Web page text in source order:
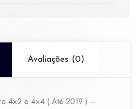
Avaliações (0)
4×2 e 4×4 ( Até 2019 ) –